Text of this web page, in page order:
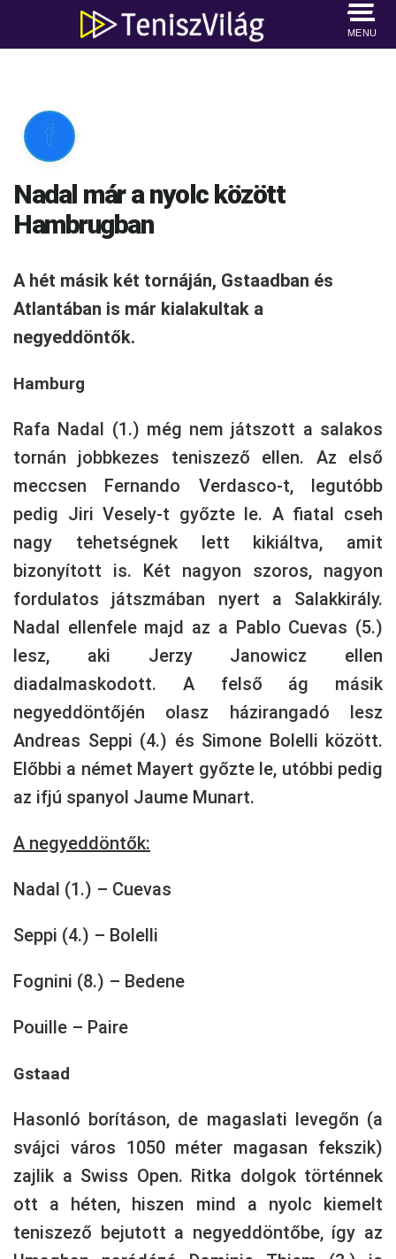
MENU

Nadal már a nyolc között
Hambrugban
A hét másik két tornáján, Gstaadban és
Atlantában is már kialakultak a
negyeddöntők.
Hamburg
Rafa Nadal (1.) még nem játszott a salakos
tornán jobbkezes teniszező ellen. Az első
meccsen Fernando Verdasco-t, legutóbb
pedig Jiri Vesely-t győzte le. A fiatal cseh
nagy tehetségnek lett kikiáltva, amit
bizonyított is. Két nagyon szoros, nagyon
fordulatos játszmában nyert a Salakkirály.
Nadal ellenfele majd az a Pablo Cuevas (5.)
lesz, aki Jerzy Janowicz ellen
diadalmaskodott. A felső ág másik
negyeddöntőjén olasz házirangadó lesz
Andreas Seppi (4.) és Simone Bolelli között.
Előbbi a német Mayert győzte le, utóbbi pedig
az ifjú spanyol Jaume Munart.
A negyeddöntők:
Nadal (1.) – Cuevas
Seppi (4.) – Bolelli
Fognini (8.) – Bedene
Pouille – Paire
Gstaad
Hasonló borításon, de magaslati levegőn (a
svájci város 1050 méter magasan fekszik)
zajlik a Swiss Open. Ritka dolgok történnek
ott a héten, hiszen mind a nyolc kiemelt
teniszező bejutott a negyeddöntőbe, így az